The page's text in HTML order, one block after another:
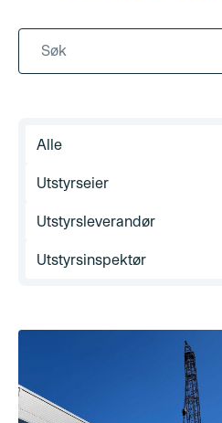
Alle
Utstyrseier
Utstyrsleverandør
Utstyrsinspektør